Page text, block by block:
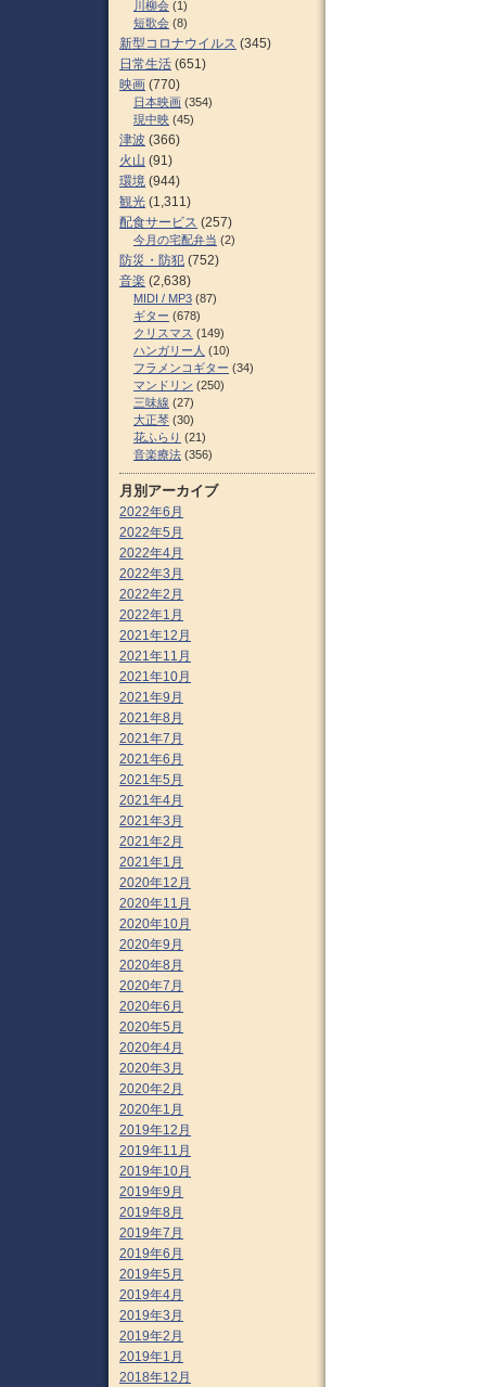
川柳会 (1)
短歌会 (8)
新型コロナウイルス (345)
日常生活 (651)
映画 (770)
日本映画 (354)
現中映 (45)
津波 (366)
火山 (91)
環境 (944)
観光 (1,311)
配食サービス (257)
今月の宅配弁当 (2)
防災・防犯 (752)
音楽 (2,638)
MIDI / MP3 (87)
ギター (678)
クリスマス (149)
ハンガリー人 (10)
フラメンコギター (34)
マンドリン (250)
三味線 (27)
大正琴 (30)
花ふらり (21)
音楽療法 (356)
月別アーカイブ
2022年6月
2022年5月
2022年4月
2022年3月
2022年2月
2022年1月
2021年12月
2021年11月
2021年10月
2021年9月
2021年8月
2021年7月
2021年6月
2021年5月
2021年4月
2021年3月
2021年2月
2021年1月
2020年12月
2020年11月
2020年10月
2020年9月
2020年8月
2020年7月
2020年6月
2020年5月
2020年4月
2020年3月
2020年2月
2020年1月
2019年12月
2019年11月
2019年10月
2019年9月
2019年8月
2019年7月
2019年6月
2019年5月
2019年4月
2019年3月
2019年2月
2019年1月
2018年12月